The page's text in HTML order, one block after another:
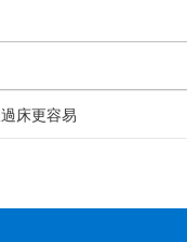
過床更容易